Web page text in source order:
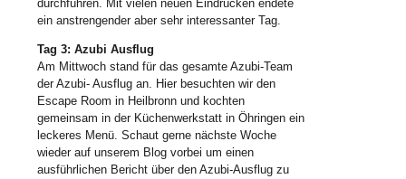
durchführen. Mit vielen neuen Eindrücken endete
ein anstrengender aber sehr interessanter Tag.
Tag 3: Azubi Ausflug
Am Mittwoch stand für das gesamte Azubi-Team
der Azubi- Ausflug an. Hier besuchten wir den
Escape Room in Heilbronn und kochten
gemeinsam in der Küchenwerkstatt in Öhringen ein
leckeres Menü. Schaut gerne nächste Woche
wieder auf unserem Blog vorbei um einen
ausführlichen Bericht über den Azubi-Ausflug zu